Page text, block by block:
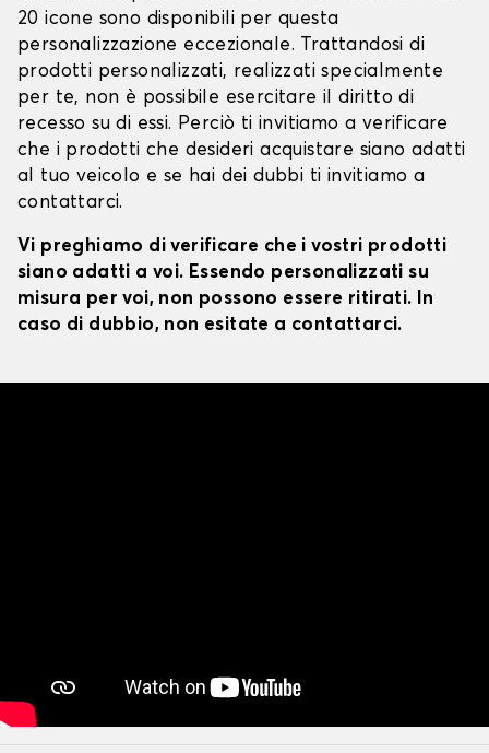
20 icone sono disponibili per questa
personalizzazione eccezionale. Trattandosi di
prodotti personalizzati, realizzati specialmente
per te, non è possibile esercitare il diritto di
recesso su di essi. Perciò ti invitiamo a verificare
che i prodotti che desideri acquistare siano adatti
al tuo veicolo e se hai dei dubbi ti invitiamo a
contattarci.
Vi preghiamo di verificare che i vostri prodotti
siano adatti a voi. Essendo personalizzati su
misura per voi, non possono essere ritirati. In
caso di dubbio, non esitate a contattarci.